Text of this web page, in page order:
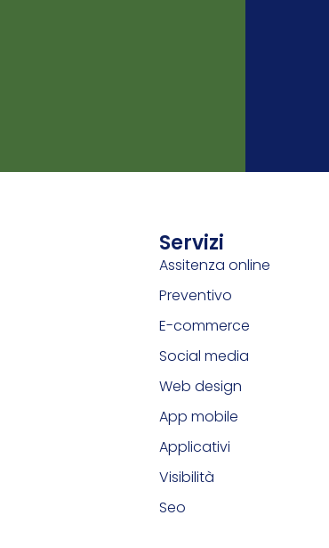
Servizi
Assitenza online
Preventivo
E-commerce
Social media
Web design
App mobile
Applicativi
Visibilità
Seo